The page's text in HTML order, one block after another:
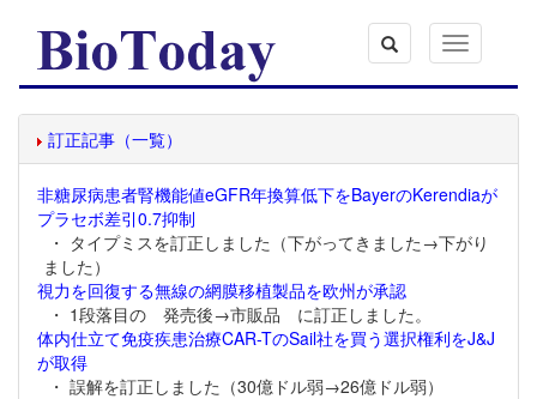
Toggle
navigation
訂正記事（一覧）
非糖尿病患者腎機能値eGFR年換算低下をBayerのKerendiaが
プラセボ差引0.7抑制
・ タイプミスを訂正しました（下がってきました→下がり
ました）
視力を回復する無線の網膜移植製品を欧州が承認
・ 1段落目の 発売後→市販品 に訂正しました。
体内仕立て免疫疾患治療CAR-TのSail社を買う選択権利をJ&J
が取得
・ 誤解を訂正しました（30億ドル弱→26億ドル弱）